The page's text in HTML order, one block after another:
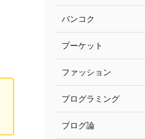
バンコク
プーケット
ファッション
プログラミング
ブログ論